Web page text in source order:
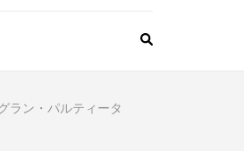
ラン・パルティータ